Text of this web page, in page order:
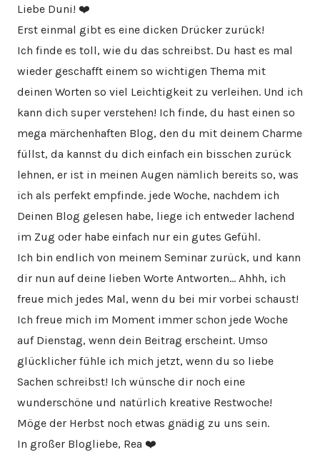
Liebe Duni! ❤️
Erst einmal gibt es eine dicken Drücker zurück!
Ich finde es toll, wie du das schreibst. Du hast es mal
wieder geschafft einem so wichtigen Thema mit
deinen Worten so viel Leichtigkeit zu verleihen. Und ich
kann dich super verstehen! Ich finde, du hast einen so
mega märchenhaften Blog, den du mit deinem Charme
füllst, da kannst du dich einfach ein bisschen zurück
lehnen, er ist in meinen Augen nämlich bereits so, was
ich als perfekt empfinde. jede Woche, nachdem ich
Deinen Blog gelesen habe, liege ich entweder lachend
im Zug oder habe einfach nur ein gutes Gefühl.
Ich bin endlich von meinem Seminar zurück, und kann
dir nun auf deine lieben Worte Antworten… Ahhh, ich
freue mich jedes Mal, wenn du bei mir vorbei schaust!
Ich freue mich im Moment immer schon jede Woche
auf Dienstag, wenn dein Beitrag erscheint. Umso
glücklicher fühle ich mich jetzt, wenn du so liebe
Sachen schreibst! Ich wünsche dir noch eine
wunderschöne und natürlich kreative Restwoche!
Möge der Herbst noch etwas gnädig zu uns sein.
In großer Blogliebe, Rea ❤️